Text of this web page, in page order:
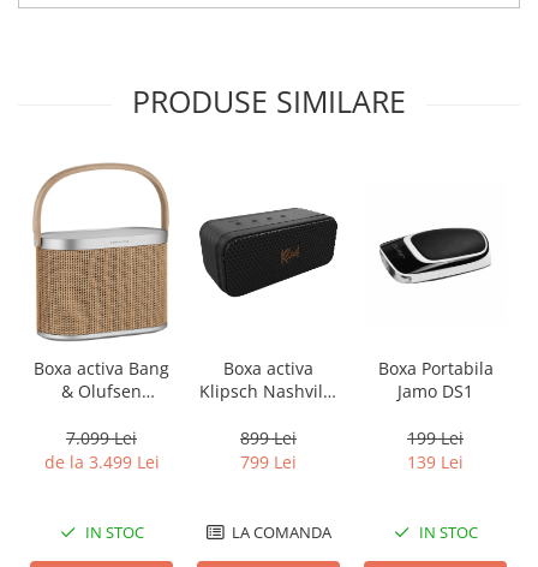
PRODUSE SIMILARE
Boxa activa Bang
& Olufsen
7.099 Lei
de la 3.499 Lei
IN STOC
Boxa activa
Klipsch Nashville
899 Lei
799 Lei
LA COMANDA
Boxa Portabila
Jamo DS1
199 Lei
139 Lei
IN STOC